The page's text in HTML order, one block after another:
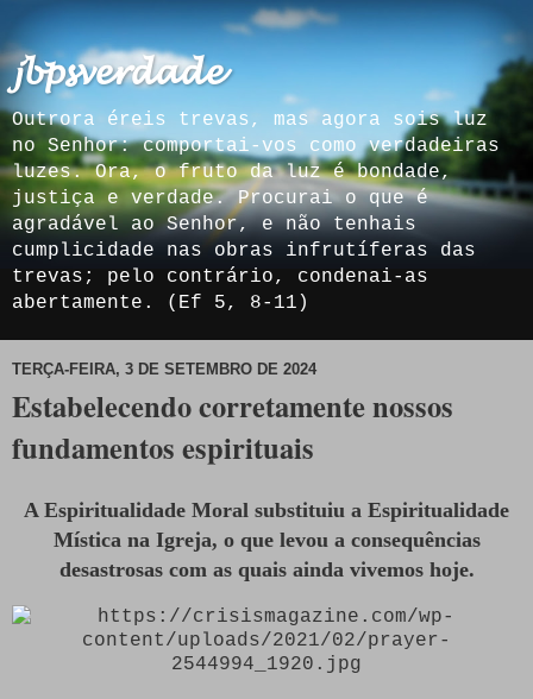
𝓳𝓫𝓹𝓼𝓿𝓮𝓻𝓭𝓪𝓭𝓮
Outrora éreis trevas, mas agora sois luz
no Senhor: comportai-vos como verdadeiras
luzes. Ora, o fruto da luz é bondade,
justiça e verdade. Procurai o que é
agradável ao Senhor, e não tenhais
cumplicidade nas obras infrutíferas das
trevas; pelo contrário, condenai-as
abertamente. (Ef 5, 8-11)
TERÇA-FEIRA, 3 DE SETEMBRO DE 2024
Estabelecendo corretamente nossos
fundamentos espirituais
A Espiritualidade Moral substituiu a Espiritualidade
Mística na Igreja, o que levou a consequências
desastrosas com as quais ainda vivemos hoje.